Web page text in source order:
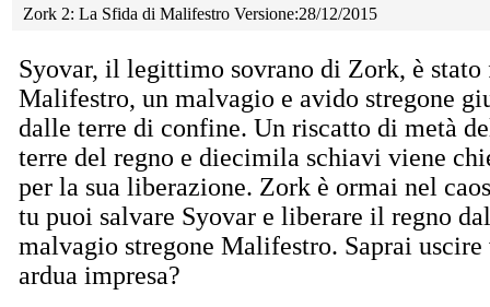
Zork 2: La Sfida di Malifestro Versione:28/12/2015
Syovar, il legittimo sovrano di Zork, è
Malifestro, un malvagio e avido stregone
dalle terre di confine. Un riscatto di metà
terre del regno e diecimila schiavi viene
per la sua liberazione. Zork è ormai nel
tu puoi salvare Syovar e liberare il regno dal
malvagio stregone Malifestro. Saprai
ardua impresa?